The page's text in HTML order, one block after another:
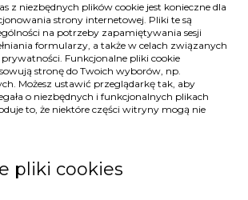
z niezbędnych plików cookie jest konieczne dla
strony internetowej. Pliki te są
na potrzeby zapamiętywania sesji
formularzy, a także w celach związanych
Funkcjonalne pliki cookie
stronę do Twoich wyborów, np.
Możesz ustawić przeglądarkę tak, aby
o niezbędnych i funkcjonalnych plikach
to, że niektóre części witryny mogą nie
pliki cookies